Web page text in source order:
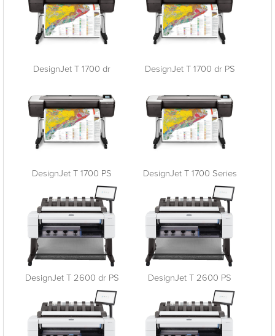
DesignJet T 1700 dr DesignJet T 1700 dr PS
DesignJet T 1700 PS DesignJet T 1700 Series
DesignJet T 2600 dr PS DesignJet T 2600 PS